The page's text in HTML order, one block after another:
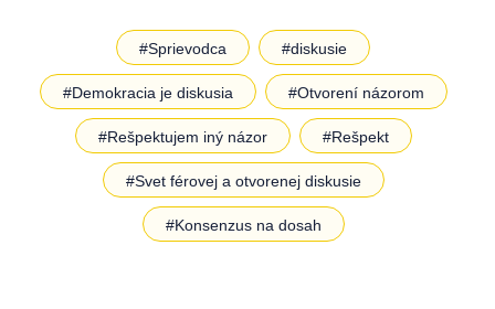
#Sprievodca #diskusie
#Demokracia je diskusia #Otvorení názorom
#Rešpektujem iný názor #Rešpekt
#Svet férovej a otvorenej diskusie
#Konsenzus na dosah